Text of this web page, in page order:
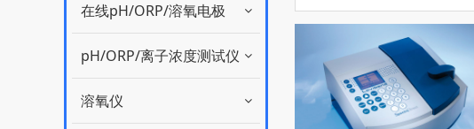
在线pH/ORP/溶氧电极
pH/ORP/离子浓度测试仪
溶氧仪